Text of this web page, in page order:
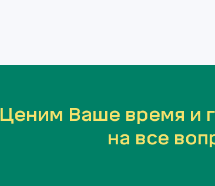
Ценим Ваше время и
на все